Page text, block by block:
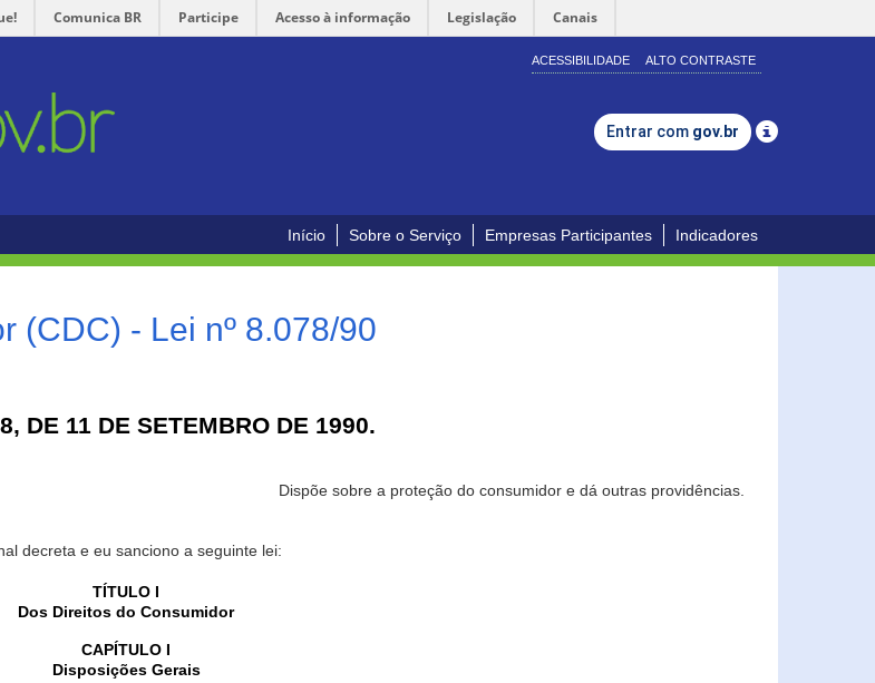
Comunica BR Participe Acesso à informação Legislação Canais
ACESSIBILIDADE ALTO CONTRASTE
Entrar com gov.br
Início Sobre o Serviço Empresas Participantes Indicadores
(CDC) - Lei nº 8.078/90
DE 11 DE SETEMBRO DE 1990.
Dispõe sobre a proteção do consumidor e dá outras providências.
decreta e eu sanciono a seguinte lei:
TÍTULO I
Dos Direitos do Consumidor
CAPÍTULO I
Disposições Gerais